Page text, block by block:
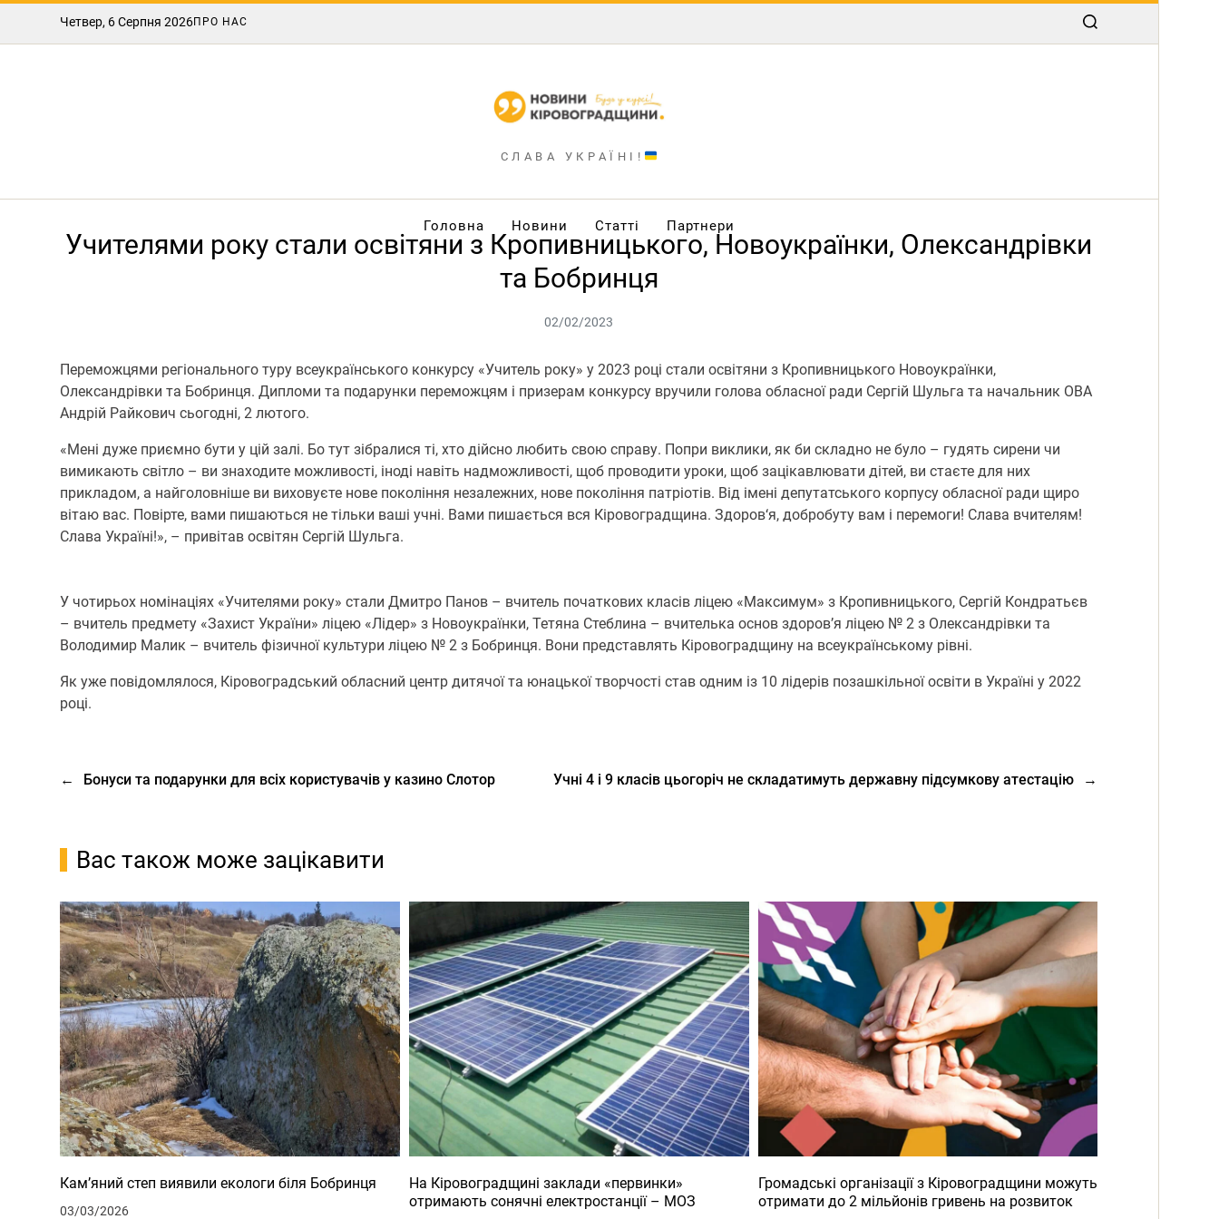
Четвер, 6 Серпня 2026ПРО НАС
СЛАВА УКРАЇНІ!
Головна Новини Статті Партнери
Учителями року стали освітяни з Кропивницького, Новоукраїнки, Олександрівки
та Бобринця
02/02/2023
Переможцями регіонального туру всеукраїнського конкурсу «Учитель року» у 2023 році стали освітяни з Кропивницького Новоукраїнки,
Олександрівки та Бобринця. Дипломи та подарунки переможцям і призерам конкурсу вручили голова обласної ради Сергій Шульга та начальник ОВА
Андрій Райкович сьогодні, 2 лютого.
«Мені дуже приємно бути у цій залі. Бо тут зібралися ті, хто дійсно любить свою справу. Попри виклики, як би складно не було – гудять сирени чи
вимикають світло – ви знаходите можливості, іноді навіть надможливості, щоб проводити уроки, щоб зацікавлювати дітей, ви стаєте для них
прикладом, а найголовніше ви виховуєте нове покоління незалежних, нове покоління патріотів. Від імені депутатського корпусу обласної ради щиро
вітаю вас. Повірте, вами пишаються не тільки ваші учні. Вами пишається вся Кіровоградщина. Здоров‘я, добробуту вам і перемоги! Слава вчителям!
Слава Україні!», – привітав освітян Сергій Шульга.
У чотирьох номінаціях «Учителями року» стали Дмитро Панов – вчитель початкових класів ліцею «Максимум» з Кропивницького, Сергій Кондратьєв
– вчитель предмету «Захист України» ліцею «Лідер» з Новоукраїнки, Тетяна Стеблина – вчителька основ здоров’я ліцею № 2 з Олександрівки та
Володимир Малик – вчитель фізичної культури ліцею № 2 з Бобринця. Вони представлять Кіровоградщину на всеукраїнському рівні.
Як уже повідомлялося, Кіровоградський обласний центр дитячої та юнацької творчості став одним із 10 лідерів позашкільної освіти в Україні у 2022
році.
← Бонуси та подарунки для всіх користувачів у казино Слотор →
Учні 4 і 9 класів цьогоріч не складатимуть державну підсумкову атестацію
Вас також може зацікавити
Кам’яний степ виявили екологи біля Бобринця
03/03/2026
На Кіровоградщині заклади «первинки»
отримають сонячні електростанції – МОЗ
Громадські організації з Кіровоградщини можуть
отримати до 2 мільйонів гривень на розвиток